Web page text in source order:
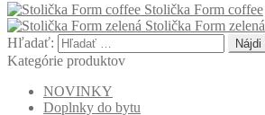
Stolička Form coffee
Stolička Form zelená
Hľadať:
Kategórie produktov
NOVINKY
Doplnky do bytu